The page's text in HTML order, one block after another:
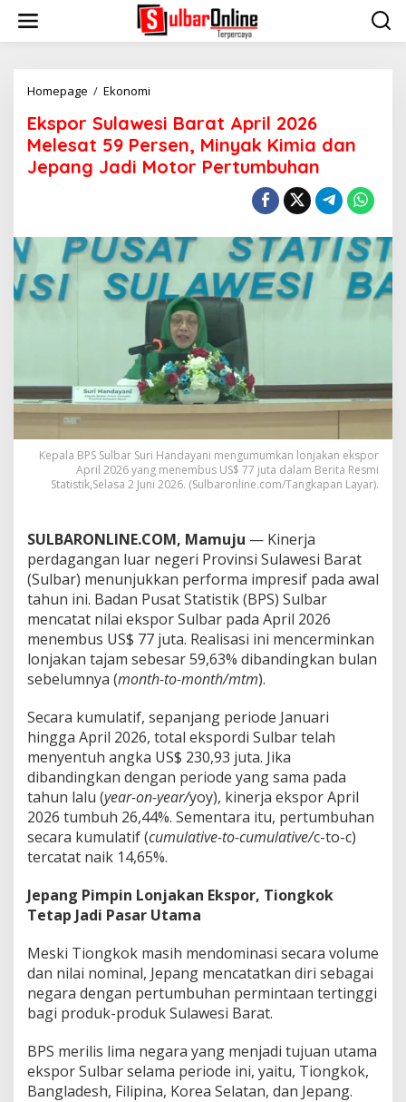
i
Homepage / Ekonomi
s
p
o
r
a
w
e
s
i
a
r
a
t
A
p
i
l
2
6
M
e
l
e
s
a
t
5
9
e
r
s
e
n
,
M
i
n
y
k
K
i
i
a
d
n
e
p
a
Ekspor Sulawesi Barat April 2026
Melesat 59 Persen, Minyak Kimia dan
Jepang Jadi Motor Pertumbuhan
Kepala BPS Sulbar Suri Handayani mengumumkan lonjakan ekspor
April 2026 yang menembus US$ 77 juta dalam Berita Resmi
Statistik,Selasa 2 Juni 2026. (Sulbaronline.com/Tangkapan Layar).
SULBARONLINE.COM, Mamuju — Kinerja
perdagangan luar negeri Provinsi Sulawesi Barat
(Sulbar) menunjukkan performa impresif pada awal
tahun ini. Badan Pusat Statistik (BPS) Sulbar
mencatat nilai ekspor Sulbar pada April 2026
menembus US$ 77 juta. Realisasi ini mencerminkan
lonjakan tajam sebesar 59,63% dibandingkan bulan
sebelumnya (month-to-month/mtm).
Secara kumulatif, sepanjang periode Januari
hingga April 2026, total ekspordi Sulbar telah
menyentuh angka US$ 230,93 juta. Jika
dibandingkan dengan periode yang sama pada
tahun lalu (year-on-year/yoy), kinerja ekspor April
2026 tumbuh 26,44%. Sementara itu, pertumbuhan
secara kumulatif (cumulative-to-cumulative/c-to-c)
tercatat naik 14,65%.
Jepang Pimpin Lonjakan Ekspor, Tiongkok
Tetap Jadi Pasar Utama
Meski Tiongkok masih mendominasi secara volume
dan nilai nominal, Jepang mencatatkan diri sebagai
negara dengan pertumbuhan permintaan tertinggi
bagi produk-produk Sulawesi Barat.
BPS merilis lima negara yang menjadi tujuan utama
ekspor Sulbar selama periode ini, yaitu, Tiongkok,
Bangladesh, Filipina, Korea Selatan, dan Jepang.